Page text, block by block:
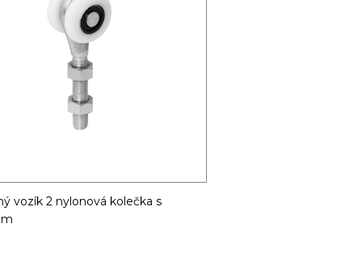
vozík 2 nylonová kolečka s